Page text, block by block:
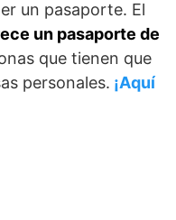
un pasaporte. El
un pasaporte de
que tienen que
personales. ¡Aquí